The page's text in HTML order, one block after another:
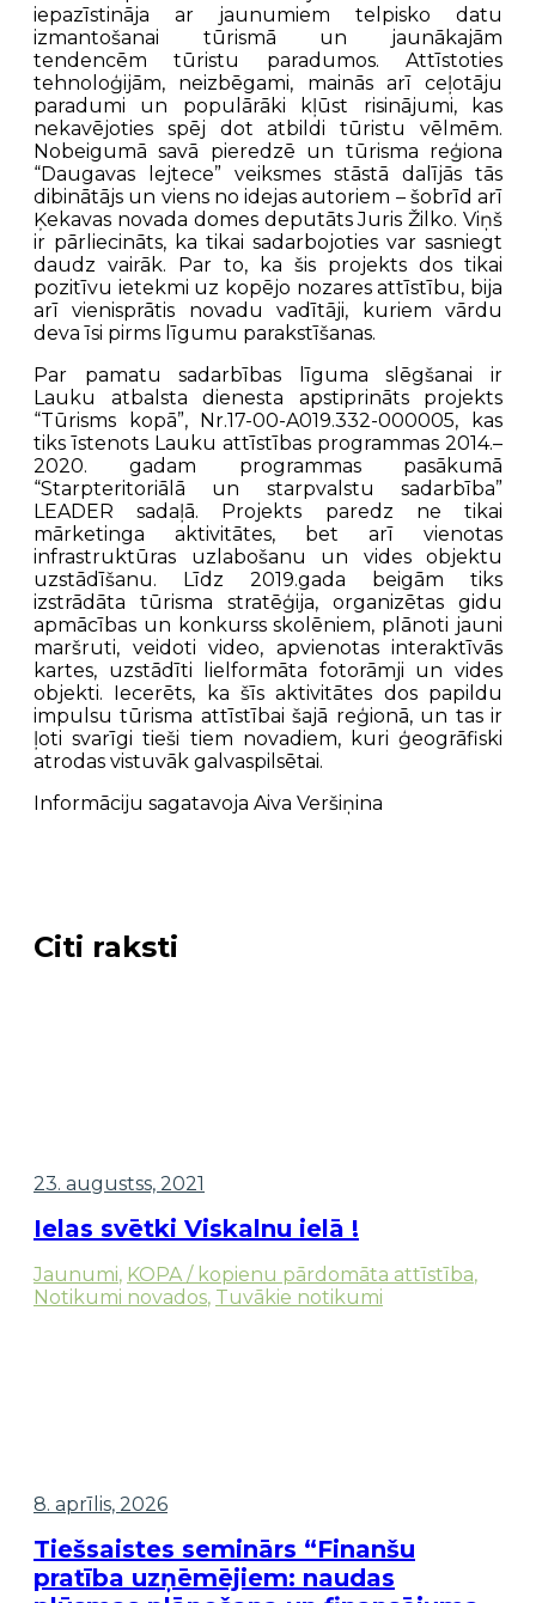
iepazīstināja ar jaunumiem telpisko datu
izmantošanai tūrismā un jaunākajām
tendencēm tūristu paradumos. Attīstoties
tehnoloģijām, neizbēgami, mainās arī ceļotāju
paradumi un populārāki kļūst risinājumi, kas
nekavējoties spēj dot atbildi tūristu vēlmēm.
Nobeigumā savā pieredzē un tūrisma reģiona
“Daugavas lejtece” veiksmes stāstā dalījās tās
dibinātājs un viens no idejas autoriem – šobrīd arī
Ķekavas novada domes deputāts Juris Žilko. Viņš
ir pārliecināts, ka tikai sadarbojoties var sasniegt
daudz vairāk. Par to, ka šis projekts dos tikai
pozitīvu ietekmi uz kopējo nozares attīstību, bija
arī vienisprātis novadu vadītāji, kuriem vārdu
deva īsi pirms līgumu parakstīšanas.
Par pamatu sadarbības līguma slēgšanai ir
Lauku atbalsta dienesta apstiprināts projekts
“Tūrisms kopā”, Nr.17-00-A019.332-000005, kas
tiks īstenots Lauku attīstības programmas 2014.–
2020. gadam programmas pasākumā
“Starpteritoriālā un starpvalstu sadarbība”
LEADER sadaļā. Projekts paredz ne tikai
mārketinga aktivitātes, bet arī vienotas
infrastruktūras uzlabošanu un vides objektu
uzstādīšanu. Līdz 2019.gada beigām tiks
izstrādāta tūrisma stratēģija, organizētas gidu
apmācības un konkurss skolēniem, plānoti jauni
maršruti, veidoti video, apvienotas interaktīvās
kartes, uzstādīti lielformāta fotorāmji un vides
objekti. Iecerēts, ka šīs aktivitātes dos papildu
impulsu tūrisma attīstībai šajā reģionā, un tas ir
ļoti svarīgi tieši tiem novadiem, kuri ģeogrāfiski
atrodas vistuvāk galvaspilsētai.
Informāciju sagatavoja Aiva Veršiņina
Citi raksti
23. augustss, 2021
Ielas svētki Viskalnu ielā !
Jaunumi, KOPA / kopienu pārdomāta attīstība,
Notikumi novados, Tuvākie notikumi
8. aprīlis, 2026
Tiešsaistes seminārs “Finanšu
pratība uzņēmējiem: naudas